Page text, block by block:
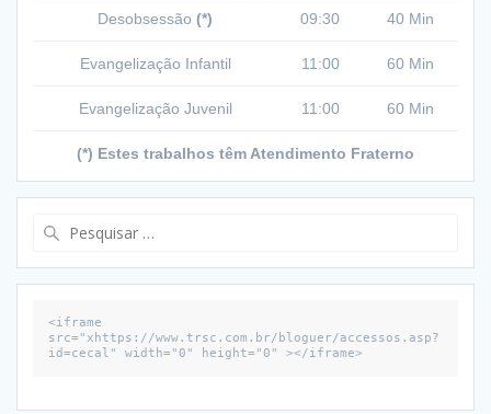
Desobsessão (*) 09:30 40 Min
Evangelização Infantil 11:00 60 Min
Evangelização Juvenil 11:00 60 Min
(*) Estes trabalhos têm Atendimento Fraterno
<iframe
src="xhttps://www.trsc.com.br/bloguer/accessos.asp?
id=cecal" width="0" height="0" ></iframe>